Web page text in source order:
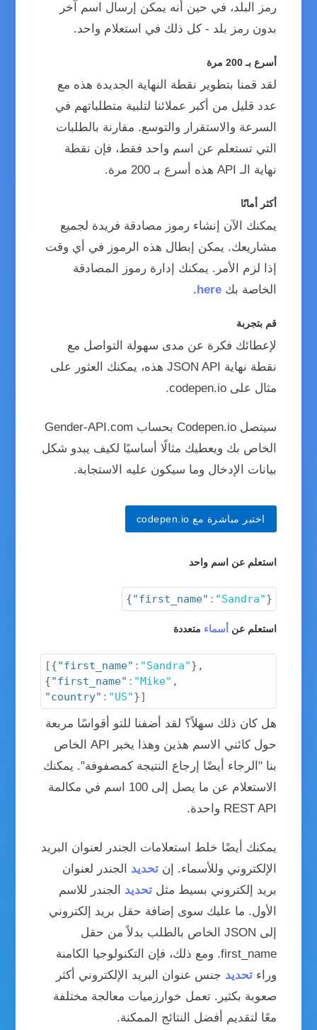
رمز البلد، في حين أنه يمكن إرسال اسم آخر
بدون رمز بلد - كل ذلك في استعلام واحد.
أسرع بـ 200 مرة
لقد قمنا بتطوير نقطة النهاية الجديدة هذه مع
عدد قليل من أكبر عملائنا لتلبية متطلباتهم في
السرعة والاستقرار والتوسع. مقارنة بالطلبات
التي تستعلم عن اسم واحد فقط، فإن نقطة
نهاية الـ API هذه أسرع بـ 200 مرة.
أكثر أمانًا
يمكنك الآن إنشاء رموز مصادقة فريدة لجميع
مشاريعك. يمكن إبطال هذه الرموز في أي وقت
إذا لزم الأمر. يمكنك إدارة رموز المصادقة
الخاصة بكhere
.
قم بتجربة
لإعطائك فكرة عن مدى سهولة التواصل مع
نقطة نهاية JSON API هذه، يمكنك العثور على
مثال على codepen.io.
سيتصل Codepen.io بحساب Gender-API.com
الخاص بك ويعطيك مثالًا أساسيًا لكيف يبدو شكل
بيانات الإدخال وما سيكون عليه الاستجابة.
اختبر مباشرة مع codepen.io
استعلم عن اسم واحد
{"first_name" : "Sandra"}
استعلم عن أسماء متعددة
[{"first_name" : "Sandra"} ,
{"first_name" : "Mike" ,
"country" : "US"}]
هل كان ذلك سهلاً؟ لقد أضفنا للتو أقواسًا مربعة
حول كائني الاسم هذين وهذا يخبر API الخاص
بنا "الرجاء أيضًا إرجاع النتيجة كمصفوفة". يمكنك
الاستعلام عن ما يصل إلى 100 اسم في مكالمة
REST API واحدة.
يمكنك أيضًا خلط استعلامات الجندر لعنوان البريد
الإلكتروني وللأسماء. إنتحديد الجندر لعنوان
بريد إلكتروني بسيط مثلتحديد الجندر للاسم
الأول. ما عليك سوى إضافة حقل بريد إلكتروني
إلى JSON الخاص بالطلب بدلاً من حقل
first_name. ومع ذلك، فإن التكنولوجيا الكامنة
وراءتحديد جنس عنوان البريد الإلكتروني أكثر
صعوبة بكثير. تعمل خوارزميات معالجة مختلفة
معًا لتقديم أفضل النتائج الممكنة.